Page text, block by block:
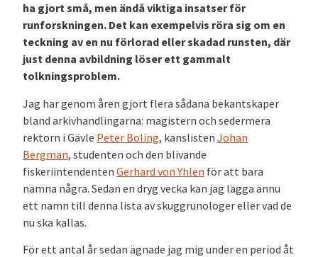
ha gjort små, men ändå viktiga insatser för
runforskningen. Det kan exempelvis röra sig om en
teckning av en nu förlorad eller skadad runsten, där
just denna avbildning löser ett gammalt
tolkningsproblem.
Jag har genom åren gjort flera sådana bekantskaper
bland arkivhandlingarna: magistern och sedermera
rektorn i Gävle Peter Boling, kanslisten Johan
Bergman, studenten och den blivande
fiskeriintendenten Gerhard von Yhlen för att bara
nämna några. Sedan en dryg vecka kan jag lägga ännu
ett namn till denna lista av skuggrunologer eller vad de
nu ska kallas.
För ett antal år sedan ägnade jag mig under en period åt